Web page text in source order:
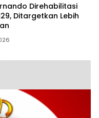
Direhabilitasi
Ditargetkan Lebih